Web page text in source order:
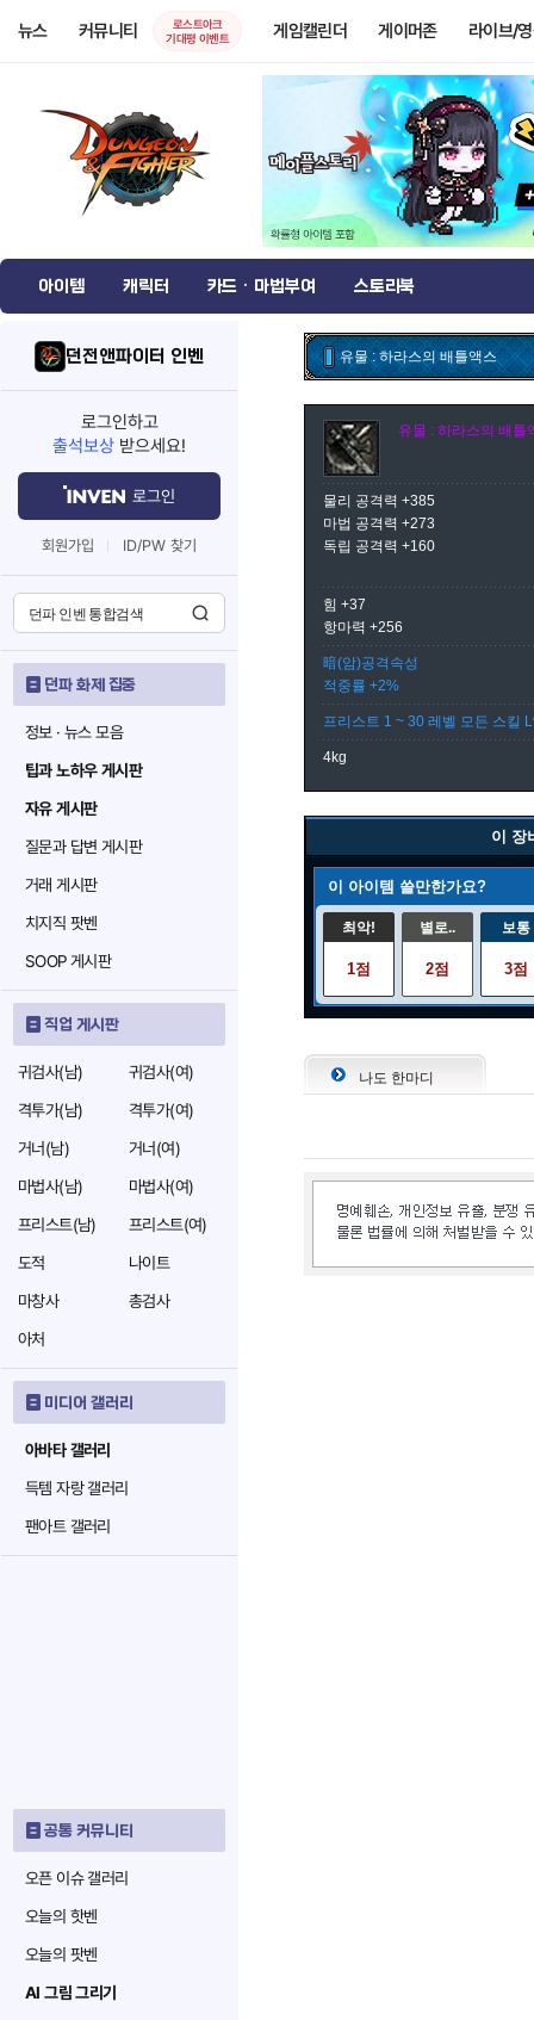
뉴스 커뮤니티
로스트아크
기대평 이벤트
게임캘린더 게이머존 라이브/
아이템 캐릭터 카드 · 마법부여 스토리북
던전앤파이터 인벤
로그인하고
출석보상 받으세요!
로그인
회원가입 ID/PW 찾기
던파 화제 집중
정보 · 뉴스 모음
팁과 노하우 게시판
자유 게시판
질문과 답변 게시판
거래 게시판
치지직 팟벤
SOOP 게시판
직업 게시판
귀검사(남)
귀검사(여)
격투가(남)
격투가(여)
거너(남)
거너(여)
마법사(남)
마법사(여)
프리스트(남)
프리스트(여)
도적
나이트
마창사
총검사
아처
미디어 갤러리
아바타 갤러리
득템 자랑 갤러리
팬아트 갤러리
공통 커뮤니티
오픈 이슈 갤러리
오늘의 핫벤
오늘의 팟벤
AI 그림 그리기
유물 : 하라스의 배틀액스
유물 : 하라스의 배틀
물리 공격력 +385
마법 공격력 +273
독립 공격력 +160
힘 +37
항마력 +256
暗(암)공격속성
적중률 +2%
프리스트 1 ~ 30 레벨 모든 스킬
4kg
이 장
이 아이템 쓸만한가요?
최악!
1점
별로..
2점
보통
3점
나도 한마디